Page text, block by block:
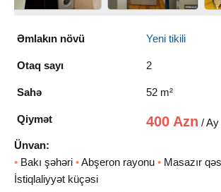
Əmlakın növü Yeni tikili
Otaq sayı 2
Sahə 52 m²
Qiymət 400 Azn / Ay
Ünvan:
• Bakı şəhəri •Abşeron rayonu • Masazır
İstiqlaliyyət küçəsi